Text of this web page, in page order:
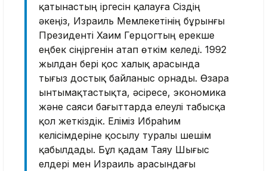
қатынастың іргесін қалауға Сіздің
әкеңіз, Израиль Мемлекетінің бұрынғы
Президенті Хаим Герцогтың ерекше
еңбек сіңіргенін атап өткім келеді. 1992
жылдан бері қос халық арасында
тығыз достық байланыс орнады. Өзара
ынтымақтастықта, әсіресе, экономика
және саяси бағыттарда елеулі табысқа
қол жеткіздік. Еліміз Ибраһим
келісімдеріне қосылу туралы шешім
қабылдады. Бұл қадам Таяу Шығыс
елдері мен Израиль арасындағы